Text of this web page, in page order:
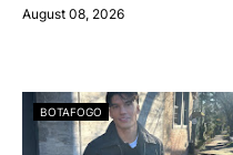
August 08, 2026
BOTAFOGO